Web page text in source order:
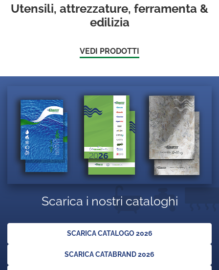
Utensili, attrezzature, ferramenta &
edilizia
VEDI PRODOTTI
Scarica i nostri cataloghi
SCARICA CATALOGO 2026
SCARICA CATABRAND 2026